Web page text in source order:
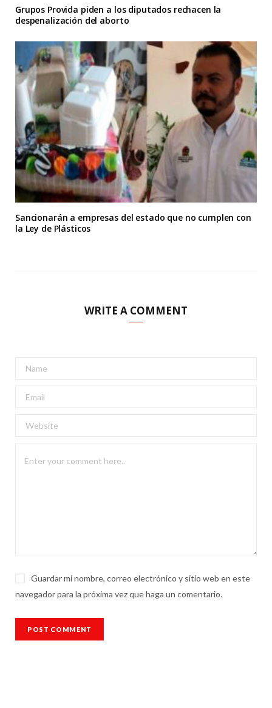
Grupos Provida piden a los diputados rechacen la
despenalización del aborto
Sancionarán a empresas del estado que no cumplen con
la Ley de Plásticos
WRITE A COMMENT
Guardar mi nombre, correo electrónico y sitio web en este
navegador para la próxima vez que haga un comentario.